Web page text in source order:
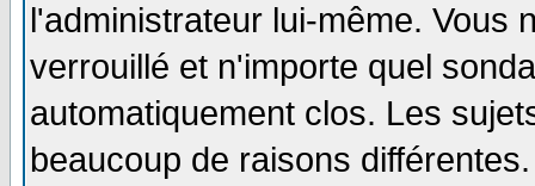
l'administrateur lui-même. Vous
verrouillé et n'importe quel
automatiquement clos. Les
beaucoup de raisons différentes.